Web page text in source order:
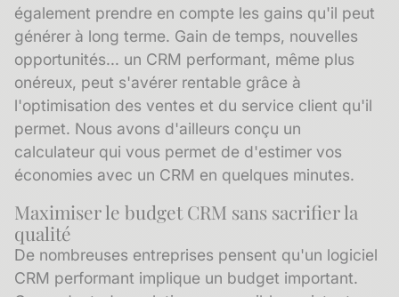
Notre plateforme vous permet d'adapter et de gérer
également prendre en compte les gains qu'il peut
générer à long terme. Gain de temps, nouvelles
opportunités... un CRM performant, même plus
onéreux, peut s'avérer rentable grâce à
l'optimisation des ventes et du service client qu'il
permet. Nous avons d'ailleurs conçu un
calculateur qui vous permet de d'estimer vos
économies avec un CRM en quelques minutes.
Maximiser le budget CRM sans sacrifier la
qualité
De nombreuses entreprises pensent qu'un logiciel
CRM performant implique un budget important.